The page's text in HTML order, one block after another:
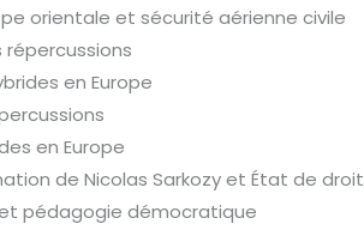
orientale et sécurité aérienne civile
répercussions
en Europe
en Europe
de Nicolas Sarkozy et État de droit
pédagogie démocratique